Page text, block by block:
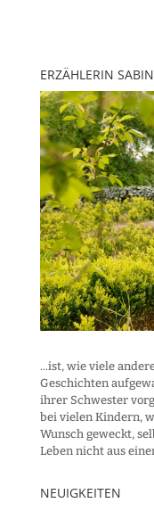
ERZÄHLERIN
...ist, wie viele
Geschichten
ihrer Schwester
bei vielen Kindern,
Wunsch geweckt,
Leben nicht aus
NEUIGKEITEN